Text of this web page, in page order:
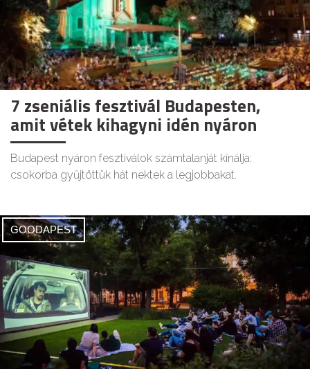
7 zseniális fesztivál Budapesten,
amit vétek kihagyni idén nyáron
Budapest nyáron fesztiválok számtalanját kínálja:
csokorba gyűjtöttük hát nektek a legjobbakat.
GOODAPEST